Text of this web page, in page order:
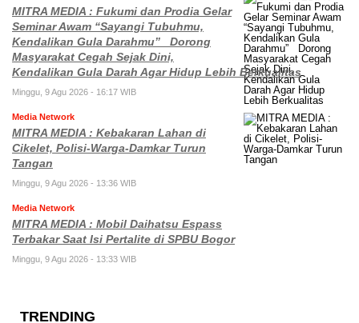
MITRA MEDIA : Fukumi dan Prodia Gelar
Seminar Awam “Sayangi Tubuhmu,
Kendalikan Gula Darahmu” Dorong
Masyarakat Cegah Sejak Dini,
Kendalikan Gula Darah Agar Hidup Lebih Berkualitas
Minggu, 9 Agu 2026 - 16:17 WIB
Media Network
MITRA MEDIA : Kebakaran Lahan di
Cikelet, Polisi-Warga-Damkar Turun
Tangan
Minggu, 9 Agu 2026 - 13:36 WIB
Media Network
MITRA MEDIA : Mobil Daihatsu Espass
Terbakar Saat Isi Pertalite di SPBU Bogor
Minggu, 9 Agu 2026 - 13:33 WIB
TRENDING